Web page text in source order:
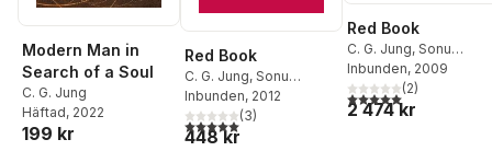
Modern Man in
Search of a Soul
C. G. Jung
Häftad, 2022
199 kr
Red Book
C. G. Jung, Sonu
Shamdasani
Inbunden, 2012
5,0utav 5 stjärnor. Totalt antal röster:
(3)
448 kr
Red Book
C. G. Jung, Sonu
Shamdasani
Inbunden, 2009
5,0utav 5 stjärnor.
(2)
2 474 kr